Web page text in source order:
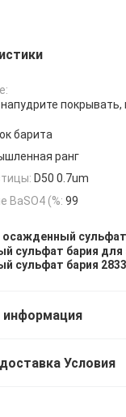
барита
ранг
D50 0.7um
BaSO4 (%: 99
осажденный
сульфат бария для
сульфат бария
информация
Условия